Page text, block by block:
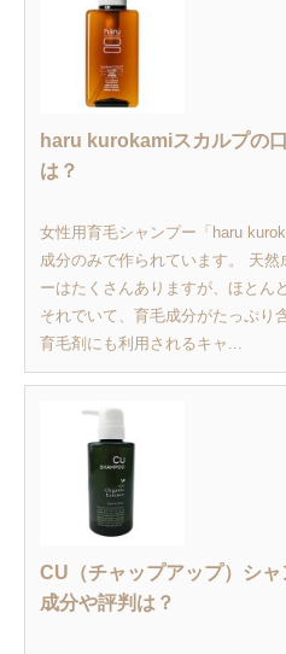
haru kurokamiスカルプの
は？
女性用育毛シャンプー「haru
成分のみで作られています。 天
ーはたくさんありますが、ほとん
それでいて、育毛成分がたっぷり
育毛剤にも利用されるキャ...
CU（チャップアップ）シャ
成分や評判は？